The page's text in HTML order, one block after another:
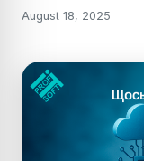
August 18, 2025